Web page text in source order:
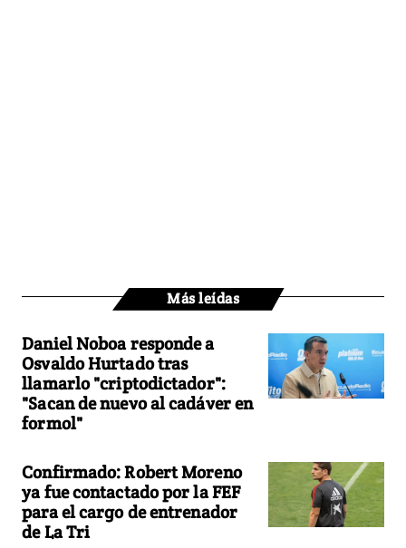
Más leídas
Daniel Noboa responde a
Osvaldo Hurtado tras
llamarlo "criptodictador":
"Sacan de nuevo al cadáver en
formol"
Confirmado: Robert Moreno
ya fue contactado por la FEF
para el cargo de entrenador
de La Tri